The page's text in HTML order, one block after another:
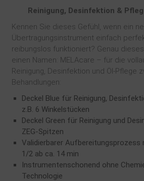
Reinigung, Desinfektion &
Kennen Sie dieses Gefühl, wenn ein
Übertragungsinstrument einfach
reibungslos funktioniert? Genau
einen Namen: MELAcare – für die
Reinigung, Desinfektion und Öl-Pflege
Behandlungen:
Deckel Blue für Reinigung,
z.B. 6 Winkelstücken
Deckel Green für Reinigung und
ZEG-Spitzen
Validierbarer Aufbereitungsprozess
1/2 ab ca. 14 min
Instrumentenschonend ohne
Technologie